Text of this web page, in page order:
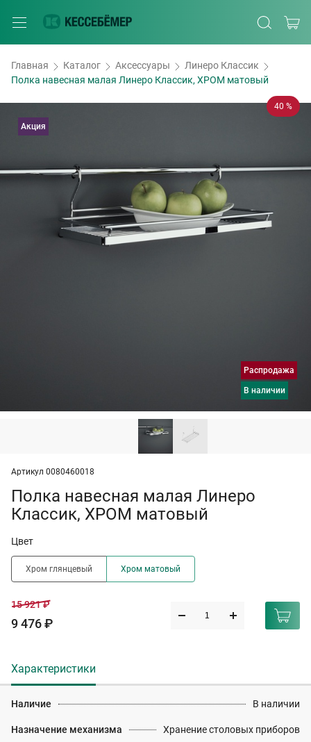
Главная Каталог Аксессуары
Линеро Классик
Полка навесная малая Линеро Классик, ХРОМ матовый
40 %
Распродажа
в наличии
Акция
Артикул 0080460018
Полка навесная малая Линеро
Классик, ХРОМ матовый
Цвет
Хром глянцевый Хром матовый
15 921 ₽
9 476 ₽
Характеристики
Наличие В наличии
Назначение механизма Хранение столовых приборов